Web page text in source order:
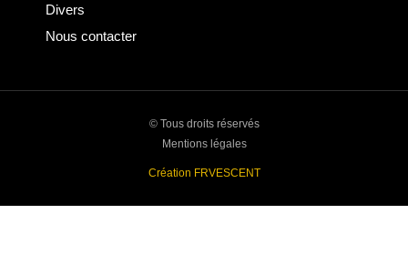
Divers
Nous contacter
© Tous droits réservés
Mentions légales
Création FRVESCENT